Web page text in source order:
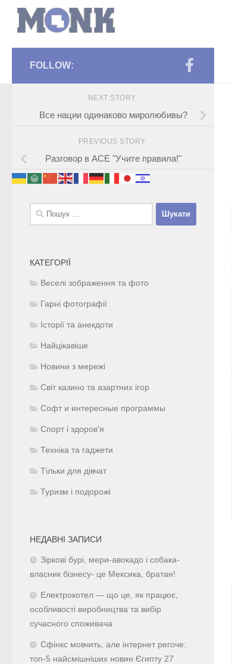
FOLLOW:
NEXT STORY
Все нации одинаково миролюбивы?
PREVIOUS STORY
Разговор в АСЕ "Учите правила!"
Пошук:
КАТЕГОРІЇ
Веселі зображення та фото
Гарні фотографії
Історії та анекдоти
Найцікавіше
Новини з мережі
Світ казино та азартних ігор
Софт и интересные программы
Спорт і здоров'я
Техніка та гаджети
Тільки для дівчат
Туризм і подорожі
НЕДАВНІ ЗАПИСИ
Зіркові бурі, мери-авокадо і собака-
власник бізнесу- це Мексика, братан!
Електрокотел — що це, як працює,
особливості виробництва та вибір
сучасного споживача
Сфінкс мовчить, але інтернет регоче:
топ-5 найсмішніших новин Єгипту 27